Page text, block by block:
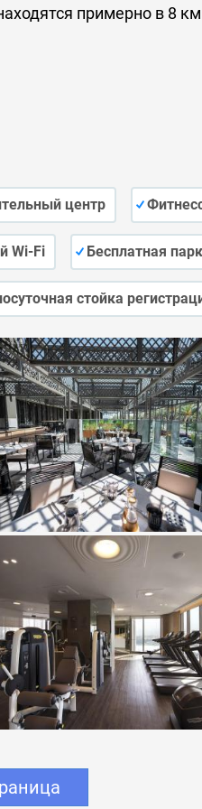
примерно в 8
центр
Wi-Fi Бесплатная
стойка